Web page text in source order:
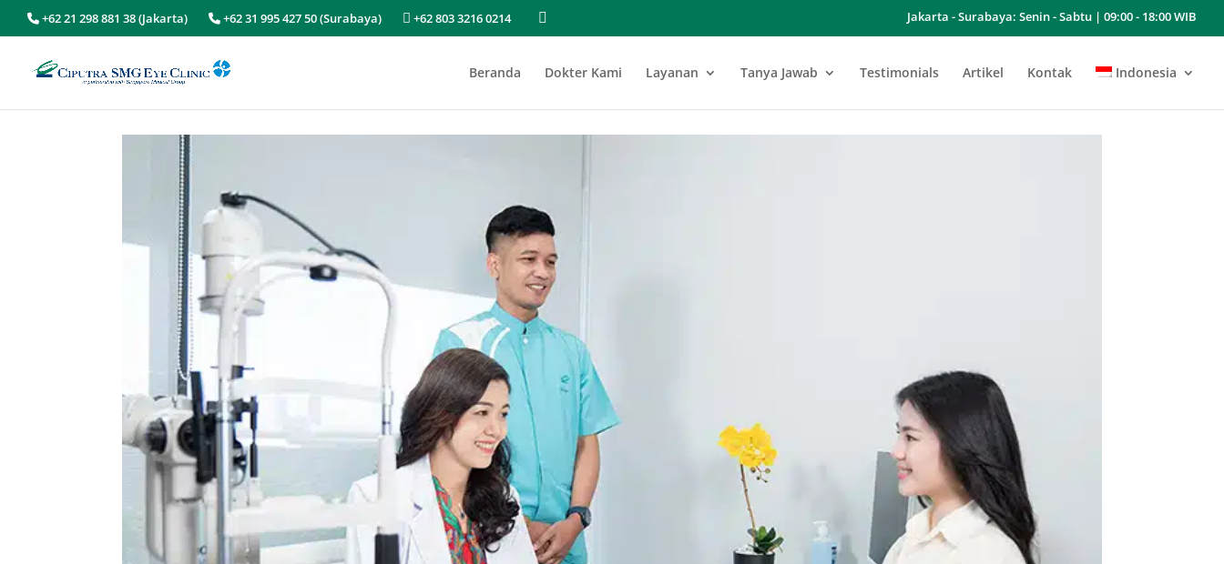
+62 21 298 881 38 (Jakarta) +62 31 995 427 50 (Surabaya) +62 803 3216 0214 Jakarta - Surabaya: Senin - Sabtu | 09:00 - 18:00 WIB
Beranda Dokter Kami Layanan Tanya Jawab Testimonials Artikel Kontak Indonesia